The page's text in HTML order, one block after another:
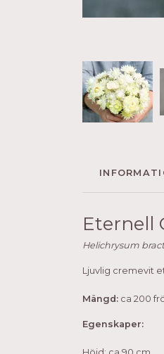
Eternell
Helichrysum
Ljuvlig cremevit
Mängd: ca 200
Egenskaper: